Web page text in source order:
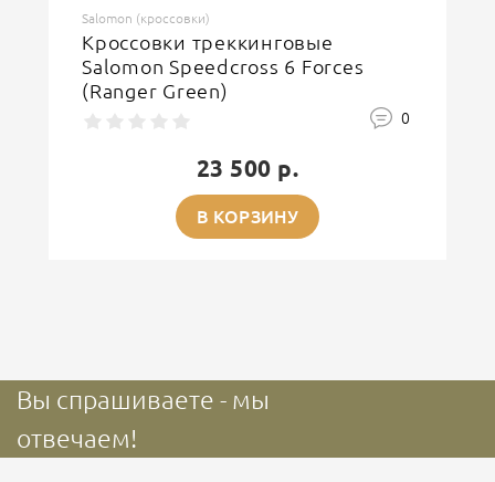
Salomon (кроссовки)
Кроссовки треккинговые
Salomon Speedcross 6 Forces
(Ranger Green)
0
23 500 р.
В КОРЗИНУ
Вы спрашиваете - мы
отвечаем!